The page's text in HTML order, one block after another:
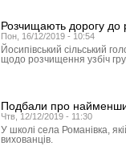
Розчищають дорогу до
Пон, 16/12/2019 - 10:54
Йосипівський сільський
щодо розчищення узбіч
Подбали про
Чтв, 12/12/2019 - 11:30
У школі села Романівка,
вихованців.